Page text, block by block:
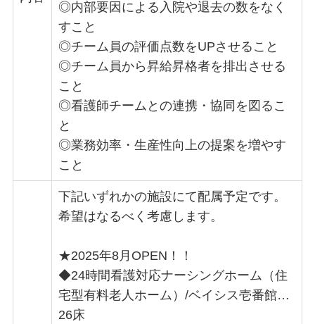
◎内部要因による入院や退去の数をなく
すこと
◎チーム員の評価点数をUPさせること
◎チーム員から昇給昇格者を排出させる
こと
◎看護師チームとの連携・協同を図るこ
と
◎業務効率・生産性向上の提案を増やす
こと
下記いずれかの施設にて配属予定です。
希望はなるべく考慮します。
★2025年8月OPEN！！
◆24時間看護対応ナーシングホーム（住
宅型有料老人ホーム）/ベイシス壱番館…
26床